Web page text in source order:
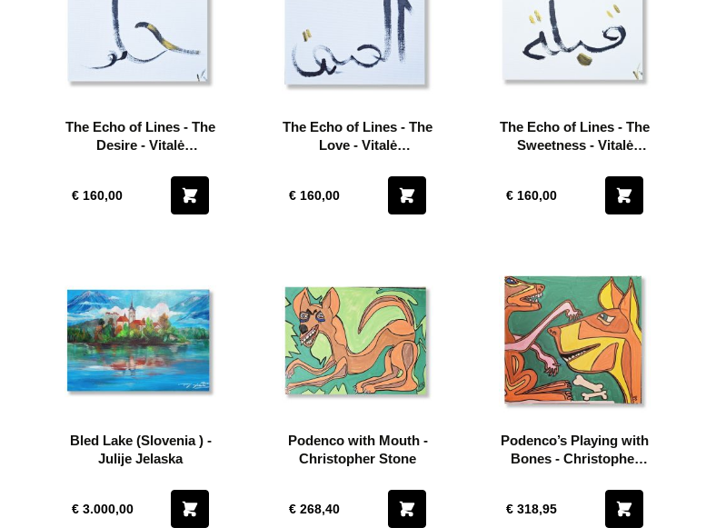
The Echo of Lines - The
Desire - Vitalė
€ 160,00
The Echo of Lines - The
Love - Vitalė
€ 160,00
The Echo of Lines - The
Sweetness - Vitalė
€ 160,00
Bled Lake (Slovenia ) -
Julije Jelaska
€ 3.000,00
Podenco with Mouth -
Christopher Stone
€ 268,40
Podenco’s Playing with
Bones - Christopher
€ 318,95